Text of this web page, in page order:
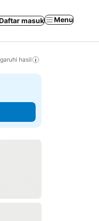
masuk Menu
hasil